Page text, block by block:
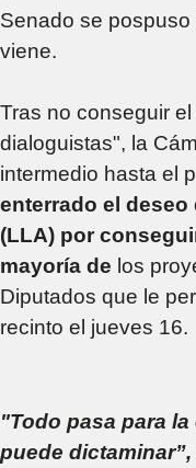
Senado se
viene.
Tras no conseguir
dialoguistas", la
intermedio hasta el
enterrado el deseo
(LLA) por
mayoría de los
Diputados que le
recinto el jueves 16.
"Todo pasa para
puede dictaminar”,